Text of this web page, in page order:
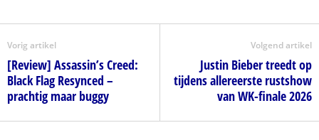
Vorig artikel
[Review] Assassin’s Creed:
Black Flag Resynced –
prachtig maar buggy
Volgend artikel
Justin Bieber treedt op
tijdens allereerste rustshow
van WK-finale 2026